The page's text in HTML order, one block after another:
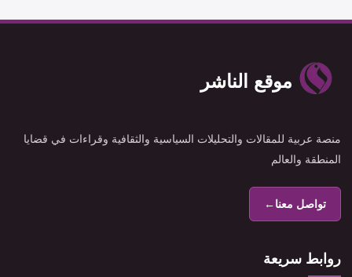
موقع الناشر
منصة عربية للمقالات والتحليلات السياسية والثقافية وقراءات في قضايا
المنطقة والعالم
تواصل معنا←
روابط سريعة